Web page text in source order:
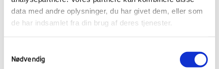
data med andre oplysninger, du har givet dem, eller som
de har indsamlet fra din brug af deres tjenester.
Nødvendig
rundt omkring i de tre huse var helt og
aldeles fantastisk. Elever og lærer var glade
Høstfest